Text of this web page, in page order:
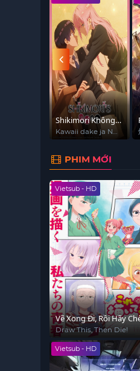
subnhanh để theo
Shikimori Không
Chỉ Dễ Thương
Kawaii dake ja Nai
Shikimori-san
PHIM MỚI
Vietsub - HD
Vẽ Xong Đi, Rồi Hãy
Draw This, Then Die!
Vietsub - HD